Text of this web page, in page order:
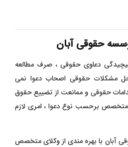
حقوقی آبان
پیچیدگی دعاوی حقوقی ، صرف مطالعه
مشکلات حقوقی اصحاب دعوا نمی
حقوقی و ممانعت از تضییع حقوق
متخصص برحسب نوع دعوا ، امری لازم
آبان با بهره مندی از وکلای متخصص